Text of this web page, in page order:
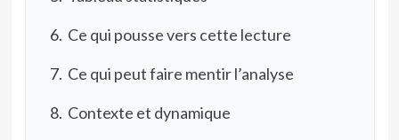
Ce qui pousse vers cette lecture
Ce qui peut faire mentir l’analyse
Contexte et dynamique